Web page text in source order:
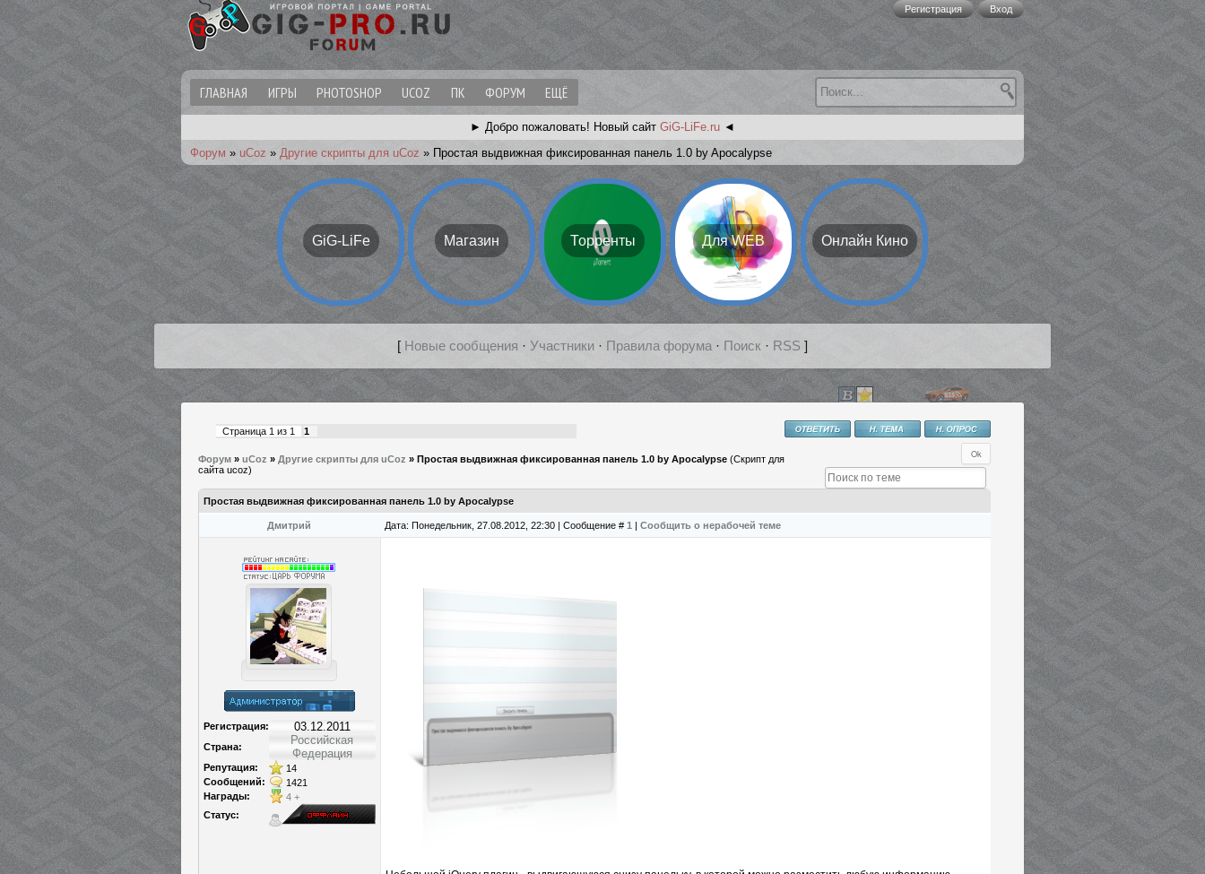
Регистрация Вход
ГЛАВНАЯ ИГРЫ PHOTOSHOP UCOZ ПК ФОРУМ ЕЩЁ
► Добро пожаловать! Новый сайт GiG-LiFe.ru ◄
Форум » uCoz » Другие скрипты для uCoz » Простая выдвижная фиксированная панель 1.0 by Apocalypse
GiG-LiFe Магазин Торренты Для WEB Онлайн Кино
[ Новые сообщения · Участники · Правила форума · Поиск · RSS ]
Страница 1 из 1 1
Форум » uCoz » Другие скрипты для uCoz » Простая выдвижная фиксированная панель 1.0 by Apocalypse (Скрипт для
сайта ucoz)
Простая выдвижная фиксированная панель 1.0 by Apocalypse
Дмитрий Дата: Понедельник, 27.08.2012, 22:30 | Сообщение # 1 Сообщить о нерабочей теме
Регистрация: 03.12.2011
Страна:
Российская
Федерация
Репутация:
14
Сообщений:
1421
Награды:
4 +
Статус: